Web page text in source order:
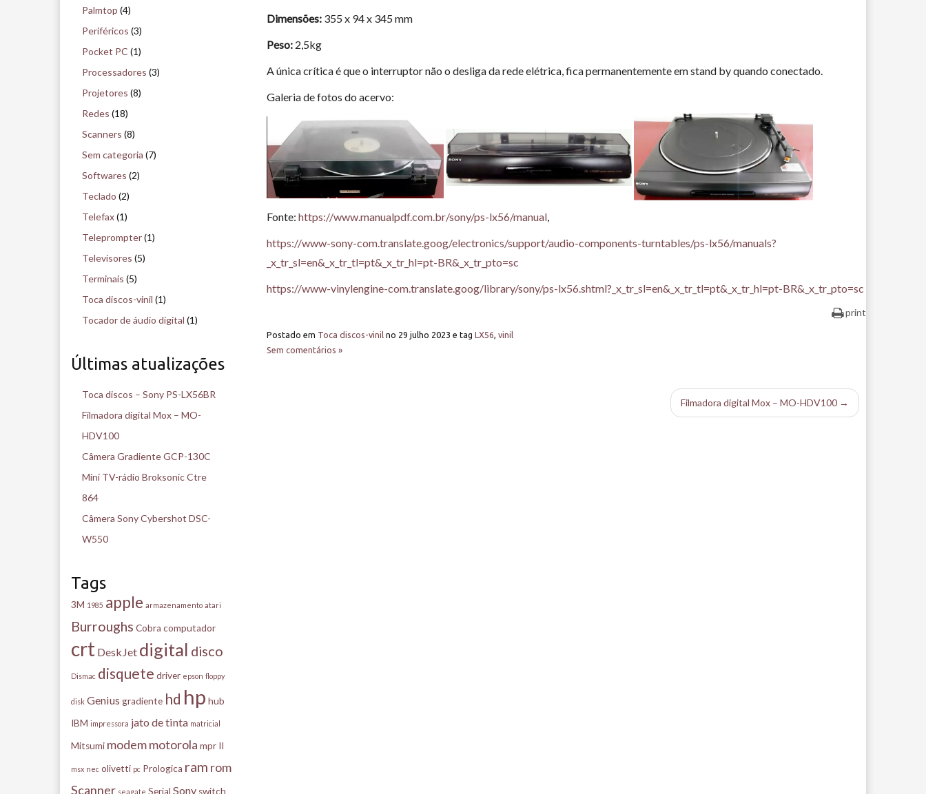
Dimensões: 355 x 94 x 345 mm
Peso: 2,5kg
A única crítica é que o interruptor não o desliga da rede elétrica, fica permanentemente em stand by quando conectado.
Galeria de fotos do acervo:
Fonte: https://www.manualpdf.com.br/sony/ps-lx56/manual,
https://www-sony-com.translate.goog/electronics/support/audio-components-turntables/ps-lx56/manuals?
_x_tr_sl=en&_x_tr_tl=pt&_x_tr_hl=pt-BR&_x_tr_pto=sc
https://www-vinylengine-com.translate.goog/library/sony/ps-lx56.shtml?_x_tr_sl=en&_x_tr_tl=pt&_x_tr_hl=pt-BR&_x_tr_pto=sc
print
Postado em Toca discos-vinil no 29 julho 2023 e tag LX56, vinil
Sem comentários »
Filmadora digital Mox – MO-HDV100 →
Palmtop (4)
Periféricos (3)
Pocket PC (1)
Processadores (3)
Projetores (8)
Redes (18)
Scanners (8)
Sem categoria (7)
Softwares (2)
Teclado (2)
Telefax(1)
Teleprompter(1)
Televisores (5)
Terminais (5)
Toca discos-vinil (1)
Tocador de áudio digital (1)
Últimas atualizações
Toca discos – Sony PS-LX56BR
Filmadora digital Mox – MO-
HDV100
Câmera Gradiente GCP-130C
Mini TV-rádio Broksonic Ctre
864
Câmera Sony Cybershot DSC-
W550
Tags
3M 1985 apple armazenamento atari
Burroughs Cobra computador
crt DeskJet digital disco
Dismac disquete driver epson floppy
disk Genius gradiente hd hp hub
IBM impressora jato de tinta matricial
Mitsumi modemmotorola mpr II
msx nec olivetti pc Prologica ram rom
Scanner seagate Serial Sony switch